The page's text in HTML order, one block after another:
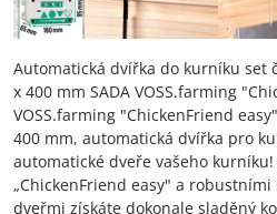
Automatická dvířka do kurníku set
x 400 mm SADA VOSS.farming
VOSS.farming "ChickenFriend
400 mm, automatická dvířka pro
automatické dveře vašeho
„ChickenFriend easy" a
dveřmi získáte dokonale sladěný